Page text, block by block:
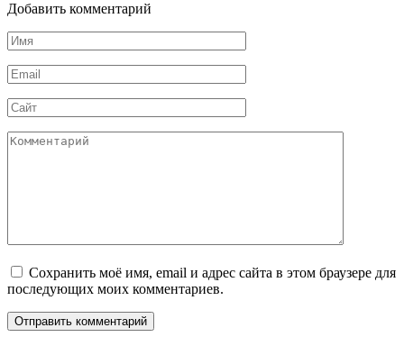
Добавить комментарий
Имя
*
Email
*
Сайт
Комментарий
Сохранить моё имя, email и адрес сайта в этом браузере для
последующих моих комментариев.